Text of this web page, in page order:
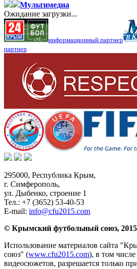
Мультимедиа
Ожидание загрузки...
информационный партнер
партнер
295000, Республика Крым,
г. Симферополь,
ул. Дыбенко, строение 1
Тел.: +7 (3652) 53-40-53
E-mail: info@cfu2015.com
© Крымский футбольный союз,
Использование материалов сайта
союз" (www.cfu2015.com), в том
видеосюжетов, разрешается только